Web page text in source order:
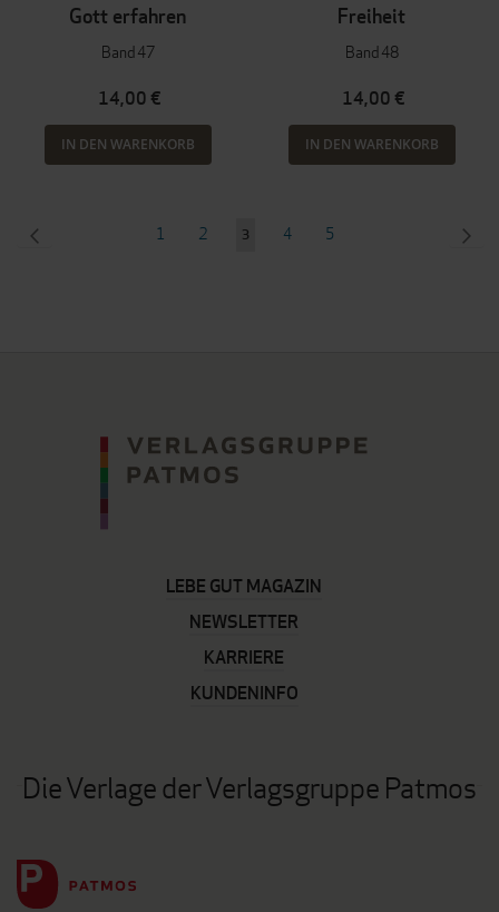
Gott erfahren
Band 47
14,00 €
IN DEN WARENKORB
Freiheit
Band 48
14,00 €
IN DEN WARENKORB
Seite
1 Seite
2
Sie
3 Seite
4 Seite
5
LEBE GUT MAGAZIN
NEWSLETTER
KARRIERE
KUNDENINFO
Die Verlage der Verlagsgruppe Patmos